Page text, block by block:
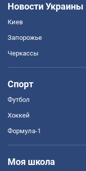
Новости Украины
Киев
Запорожье
Черкассы
Спорт
Футбол
Хоккей
Формула-1
Моя школа